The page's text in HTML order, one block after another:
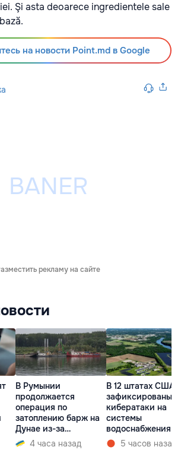
Şi asta deoarece ingredientele sale
на новости Point.md в Google
рекламу на сайте
В Румынии
продолжается
операция по
затоплению барж на
Дунае из-за
ситуации на АЭС
4 часа назад
В 12 штатах США
зафиксированы
кибератаки на
системы
водоснабжения
5 часов назад